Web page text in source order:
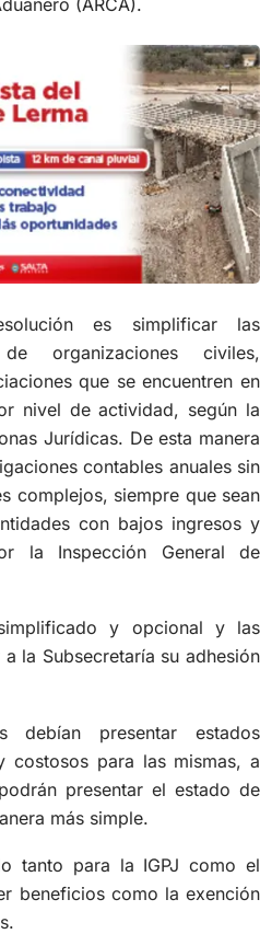
(ARCA).
es simplificar las
organizaciones civiles,
que se encuentren en
nivel de actividad, según la
Jurídicas. De esta manera
contables anuales sin
complejos, siempre que sean
con bajos ingresos y
la Inspección General de
y opcional y las
la Subsecretaría su adhesión
debían presentar estados
costosos para las mismas, a
presentar el estado de
más simple.
tanto para la IGPJ como el
beneficios como la exención